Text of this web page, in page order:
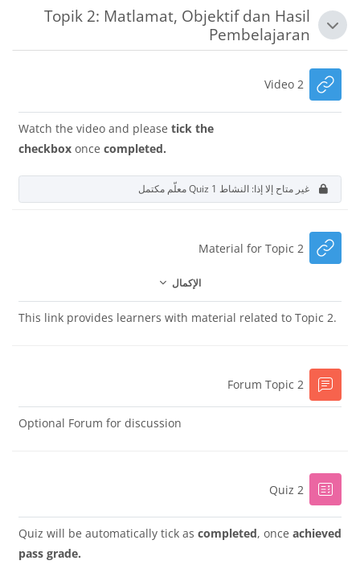
طي
Topik 2: Matlamat, Objektif dan Hasil
Pembelajaran
Video 2رابط الكتروني
Watch the video and please tick the
checkbox once completed.
غير متاح إلا إذا: النشاط Quiz 1معلّم مكتمل
Material for Topic 2
الإكمال
This link provides learners with material related to Topic 2.
Forum Topic 2
Optional Forum for discussion
Quiz 2
Quiz will be automatically tick as completed, once achieved
pass grade.